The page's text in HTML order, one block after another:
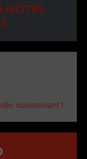
NOTRE
maintenant !